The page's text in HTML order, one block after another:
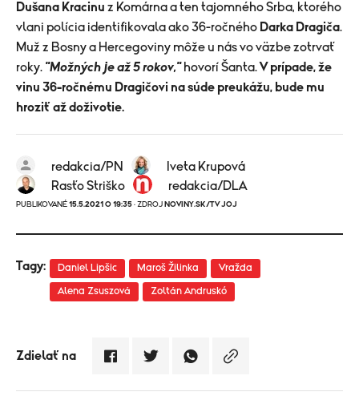
Dušana Kracinu z Komárna a ten tajomného Srba, ktorého
vlani polícia identifikovala ako 36-ročného Darka Dragiča.
Muž z Bosny a Hercegoviny môže u nás vo väzbe zotrvať
roky. "Možných je až 5 rokov,"hovorí Šanta.V prípade, že
vinu 36-ročnému Dragičovi na súde preukážu, bude mu
hroziť až doživotie.
redakcia/PN
Iveta Krupová
Rasťo Striško
redakcia/DLA
PUBLIKOVANÉ 15.5.2021 O 19:35 · ZDROJ NOVINY.SK/TV JOJ
Tagy: Daniel Lipšic Maroš Žilinka Vražda
Alena Zsuszová Zoltán Andruskó
Zdielať na